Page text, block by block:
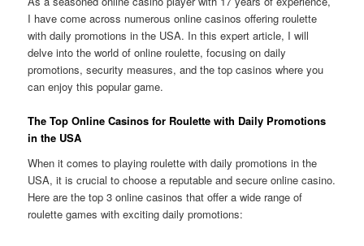
I have come across numerous online casinos offering roulette
with daily promotions in the USA. In this expert article, I will
delve into the world of online roulette, focusing on daily
promotions, security measures, and the top casinos where you
can enjoy this popular game.
The Top Online Casinos for Roulette with Daily Promotions
in the USA
When it comes to playing roulette with daily promotions in the
USA, it is crucial to choose a reputable and secure online casino.
Here are the top 3 online casinos that offer a wide range of
roulette games with exciting daily promotions: